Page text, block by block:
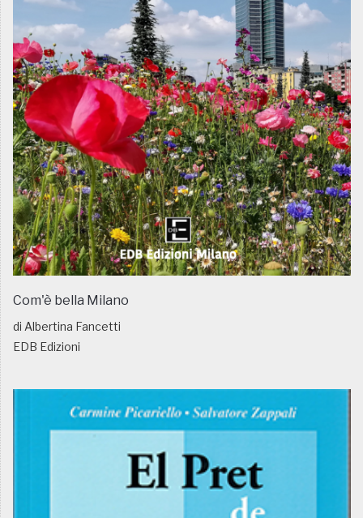
Com'è bella Milano
di Albertina Fancetti
EDB Edizioni